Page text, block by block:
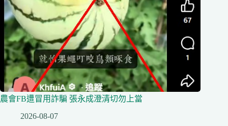
農會FB遭冒用詐騙 張永成澄清切勿上當
2026-08-07